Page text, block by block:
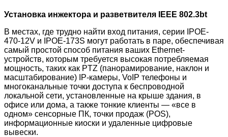
Установка инжектора и разветвителя IEEE 802.3bt
В местах, где трудно найти вход питания, серии IPOE-
470-12V и IPOE-173S могут работать в паре, обеспечивая
самый простой способ питания ваших Ethernet-
устройств, которым требуется высокая потребляемая
мощность, таких как PTZ (панорамирование, наклон и
масштабирование) IP-камеры, VoIP телефоны и
многоканальные точки доступа к беспроводной
локальной сети, установленные на крыше здания, в
офисе или дома, а также тонкие клиенты — «все в
одном» сенсорные ПК, точки продаж (POS),
информационные киоски и удаленные цифровые
вывески.